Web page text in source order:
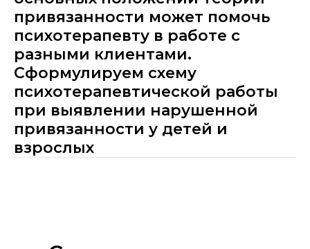
привязанности может помочь
психотерапевту в работе с
разными клиентами.
Сформулируем схему
психотерапевтической работы
при выявлении нарушенной
привязанности у детей и
взрослых